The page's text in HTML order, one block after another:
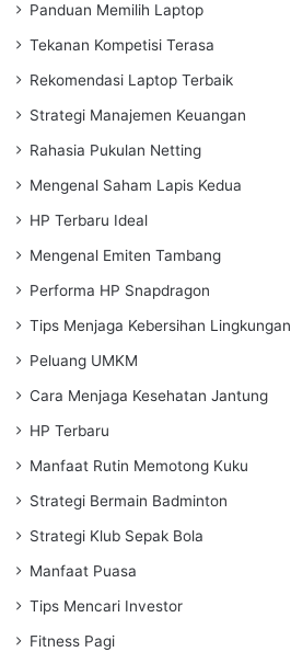
Panduan Memilih Laptop
Tekanan Kompetisi Terasa
Rekomendasi Laptop Terbaik
Strategi Manajemen Keuangan
Rahasia Pukulan Netting
Mengenal Saham Lapis Kedua
HP Terbaru Ideal
Mengenal Emiten Tambang
Performa HP Snapdragon
Tips Menjaga Kebersihan Lingkungan
Peluang UMKM
Cara Menjaga Kesehatan Jantung
HP Terbaru
Manfaat Rutin Memotong Kuku
Strategi Bermain Badminton
Strategi Klub Sepak Bola
Manfaat Puasa
Tips Mencari Investor
Fitness Pagi